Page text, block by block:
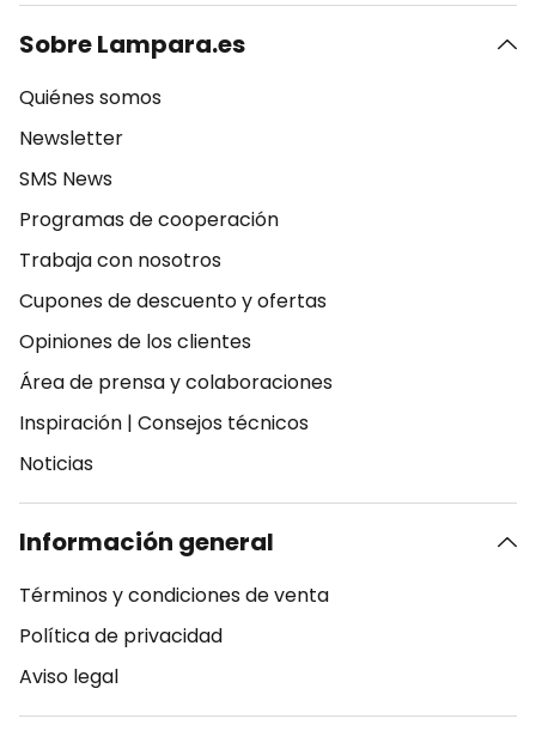
Sobre Lampara.es
Quiénes somos
Newsletter
SMS News
Programas de cooperación
Trabaja con nosotros
Cupones de descuento y ofertas
Opiniones de los clientes
Área de prensa y colaboraciones
Inspiración | Consejos técnicos
Noticias
Información general
Términos y condiciones de venta
Política de privacidad
Aviso legal